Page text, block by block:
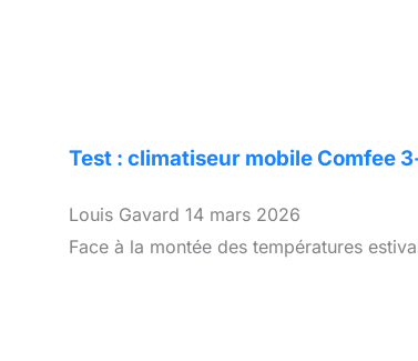
Test : climatiseur mobile Comfee
Louis Gavard 14 mars 2026
Face à la montée des températures